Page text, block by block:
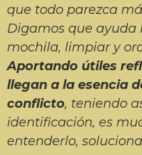
que todo parezca
Digamos que ayuda
mochila, limpiar y
Aportando útiles
llegan a la esencia
conflicto, teniendo
identificación, es
entenderlo,